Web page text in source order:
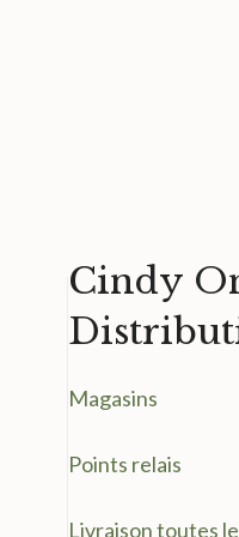
Cindy
Magasins
Points relais
Livraison toutes